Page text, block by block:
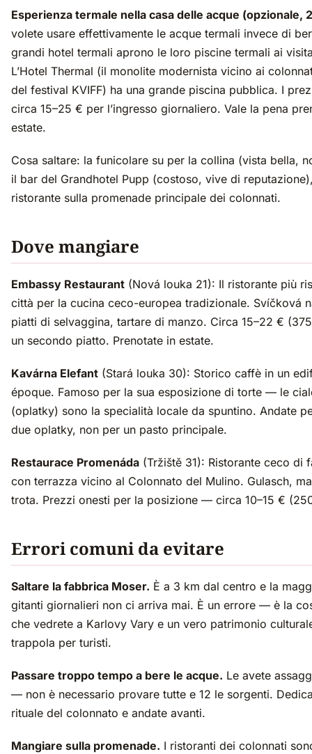
Esperienza termale nella casa delle acque (opzionale,
volete usare effettivamente le acque termali invece di
grandi hotel termali aprono le loro piscine termali ai
L’Hotel Thermal (il monolite modernista vicino ai
del festival KVIFF) ha una grande piscina pubblica. I
circa 15–25 € per l’ingresso giornaliero. Vale la pena
estate.
Cosa saltare: la funicolare su per la collina (vista bella,
il bar del Grandhotel Pupp (costoso, vive di
ristorante sulla promenade principale dei colonnati.
Dove mangiare
Embassy Restaurant (Nová louka 21): Il ristorante più
città per la cucina ceco-europea tradizionale. Svíčková
piatti di selvaggina, tartare di manzo. Circa 15–22 €
un secondo piatto. Prenotate in estate.
Kavárna Elefant (Stará louka 30): Storico caffè in un
époque. Famoso per la sua esposizione di torte — le
(oplatky) sono la specialità locale da spuntino. Andate
due oplatky, non per un pasto principale.
Restaurace Promenáda (Tržiště 31): Ristorante ceco di
con terrazza vicino al Colonnato del Mulino. Gulasch,
trota. Prezzi onesti per la posizione — circa 10–15 €
Errori comuni da evitare
Saltare la fabbrica Moser. È a 3 km dal centro e la
gitanti giornalieri non ci arriva mai. È un errore — è la
che vedrete a Karlovy Vary e un vero patrimonio
trappola per turisti.
Passare troppo tempo a bere le acque. Le avete
— non è necessario provare tutte e 12 le sorgenti.
rituale del colonnato e andate avanti.
Mangiare sulla promenade. I ristoranti dei colonnati